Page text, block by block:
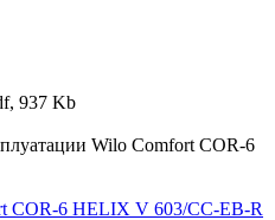
937 Kb
Wilo Comfort COR-6
COR-6 HELIX V 603/CC-EB-R